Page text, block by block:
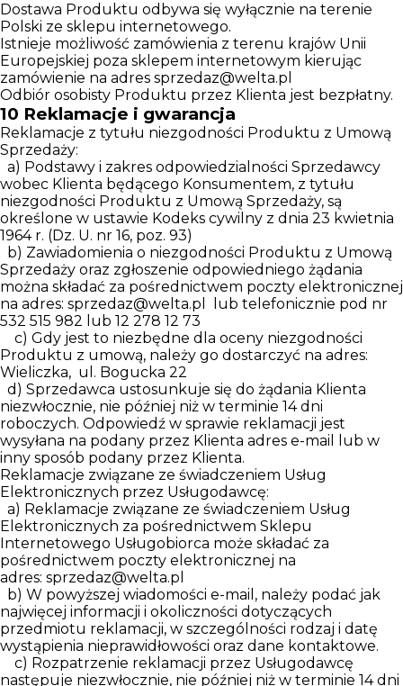
Dostawa Produktu odbywa się wyłącznie na terenie
Polski ze sklepu internetowego.
Istnieje możliwość zamówienia z terenu krajów Unii
Europejskiej poza sklepem internetowym kierując
zamówienie na adres sprzedaz@welta.pl
Odbiór osobisty Produktu przez Klienta jest bezpłatny.
10 Reklamacje i gwarancja
Reklamacje z tytułu niezgodności Produktu z Umową
Sprzedaży:
a) Podstawy i zakres odpowiedzialności Sprzedawcy
wobec Klienta będącego Konsumentem, z tytułu
niezgodności Produktu z Umową Sprzedaży, są
określone w ustawie Kodeks cywilny z dnia 23 kwietnia
1964 r. (Dz. U. nr 16, poz. 93)
b) Zawiadomienia o niezgodności Produktu z Umową
Sprzedaży oraz zgłoszenie odpowiedniego żądania
można składać za pośrednictwem poczty elektronicznej
na adres: sprzedaz@welta.pl
lub telefonicznie pod nr
532 515 982 lub 12 278 12 73
c) Gdy jest to niezbędne dla oceny niezgodności
Produktu z umową, należy go dostarczyć na adres:
Wieliczka, ul. Bogucka 22
d) Sprzedawca ustosunkuje się do żądania Klienta
niezwłocznie, nie później niż w terminie 14 dni
roboczych. Odpowiedź w sprawie reklamacji jest
wysyłana na podany przez Klienta adres e-mail lub w
inny sposób podany przez Klienta.
Reklamacje związane ze świadczeniem Usług
Elektronicznych przez Usługodawcę:
a) Reklamacje związane ze świadczeniem Usług
Elektronicznych za pośrednictwem Sklepu
Internetowego Usługobiorca może składać za
pośrednictwem poczty elektronicznej na
adres: sprzedaz@welta.pl
b) W powyższej wiadomości e-mail, należy podać jak
najwięcej informacji i okoliczności dotyczących
przedmiotu reklamacji, w szczególności rodzaj i datę
wystąpienia nieprawidłowości oraz dane kontaktowe.
c) Rozpatrzenie reklamacji przez Usługodawcę
następuje niezwłocznie, nie później niż w terminie 14 dni